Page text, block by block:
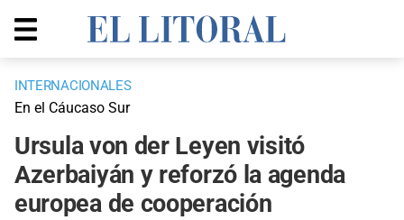
INTERNACIONALES
En el Cáucaso Sur
Ursula von der Leyen visitó
Azerbaiyán y reforzó la agenda
europea de cooperación